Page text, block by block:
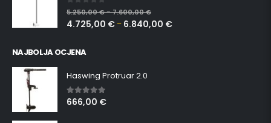
0 out of 5
5.250,00€–7.600,00€
4.725,00 € – 6.840,00 €
NAJBOLJA OCJENA
Haswing Protruar 2.0
5.00 out of 5
666,00 €